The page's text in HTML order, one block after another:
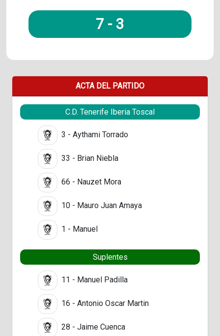
7 - 3
ACTA DEL PARTIDO
C.D. Tenerife Iberia Toscal
3 - Aythami Torrado
33 - Brian Niebla
66 - Nauzet Mora
10 - Mauro Juan Amaya
1 - Manuel
Suplentes
11 - Manuel Padilla
16 - Antonio Oscar Martin
28 - Jaime Cuenca